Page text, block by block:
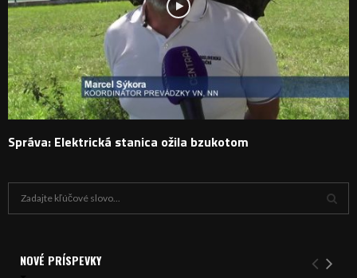
Správa: Elektrická stanica ožila bzukotom
Y
NOVÉ PRÍSPEVKY